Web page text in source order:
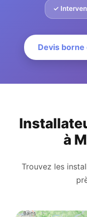
✓
Devis
à
Trouvez les